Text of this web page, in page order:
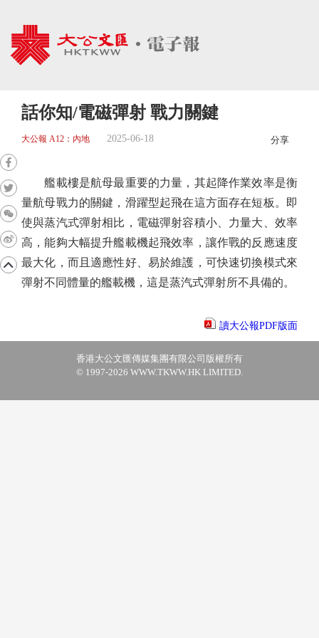
話你知/電磁彈射 戰力關鍵
大公報 A12：內地 2025-06-18 分享
艦載樓是航母最重要的力量，其起降作業效率是衡
量航母戰力的關鍵，滑躍型起飛在這方面存在短板。即
使與蒸汽式彈射相比，電磁彈射容積小、力量大、效率
高，能夠大幅提升艦載機起飛效率，讓作戰的反應速度
最大化，而且適應性好、易於維護，可快速切換模式來
彈射不同體量的艦載機，這是蒸汽式彈射所不具備的。
讀大公報PDF版面
香港大公文匯傳媒集團有限公司版權所有
© 1997-2026 WWW.TKWW.HK LIMITED.